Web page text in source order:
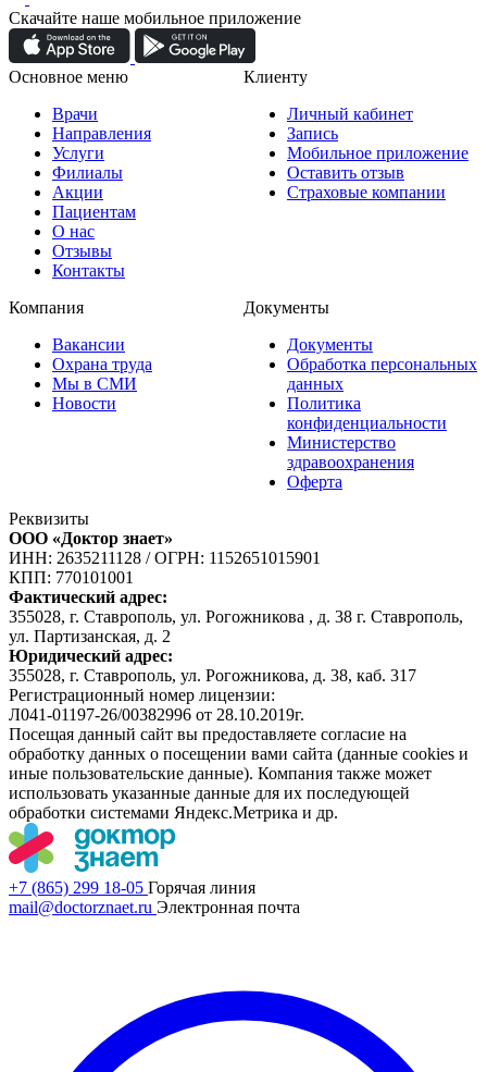
Скачайте наше мобильное приложение
Основное меню
Врачи
Направления
Услуги
Филиалы
Акции
Пациентам
О нас
Отзывы
Контакты
Клиенту
Личный кабинет
Запись
Мобильное приложение
Оставить отзыв
Страховые компании
Компания
Вакансии
Охрана труда
Мы в СМИ
Новости
Документы
Документы
Обработка персональных
данных
Политика
конфиденциальности
Министерство
здравоохранения
Оферта
Реквизиты
ООО «Доктор знает»
ИНН: 2635211128 /ОГРН: 1152651015901
КПП: 770101001
Фактический адрес:
355028, г. Ставрополь, ул. Рогожникова , д. 38 г. Ставрополь,
ул. Партизанская, д. 2
Юридический адрес:
355028, г. Ставрополь, ул. Рогожникова, д. 38, каб. 317
Регистрационный номер лицензии:
Л041-01197-26/00382996 от 28.10.2019г.
Посещая данный сайт вы предоставляете согласие на
обработку данных о посещении вами сайта (данные cookies и
иные пользовательские данные). Компания также может
использовать указанные данные для их последующей
обработки системами Яндекс.Метрика и др.
+7 (865) 299 18-05 Горячая линия
mail@doctorznaet.ru Электронная почта